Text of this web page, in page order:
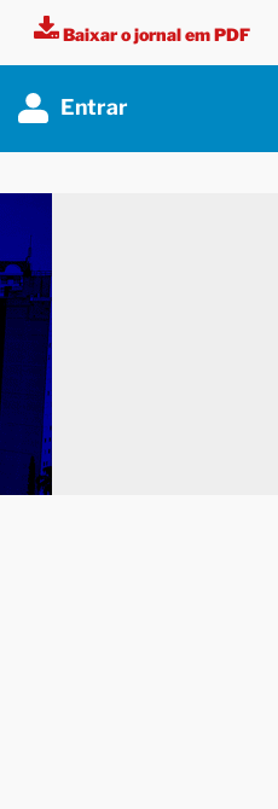
Baixar o jornal em PDF
Entrar